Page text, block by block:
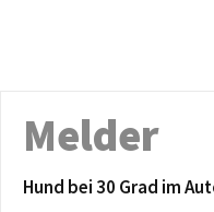
Melder
Hund bei 30 Grad im